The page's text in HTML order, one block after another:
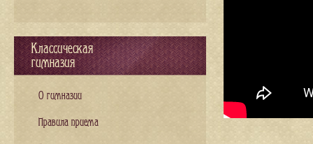
Классическая
гимназия
О гимназии
Правила приема